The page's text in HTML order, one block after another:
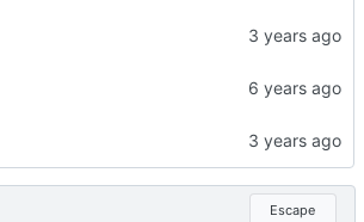
Escape